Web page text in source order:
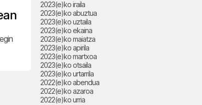
2023(e)ko iraila
2023(e)ko abuztua
2023(e)ko uztaila
2023(e)ko ekaina
2023(e)ko maiatza
2023(e)ko apirila
2023(e)ko martxoa
2023(e)ko otsaila
2023(e)ko urtarrila
2022(e)ko abendua
2022(e)ko azaroa
2022(e)ko urria